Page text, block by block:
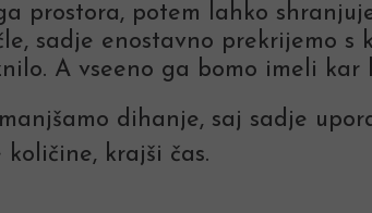
prostora, potem lahko
sadje enostavno prekrijemo s
A vseeno ga bomo imeli kar
dihanje, saj sadje
krajši čas.